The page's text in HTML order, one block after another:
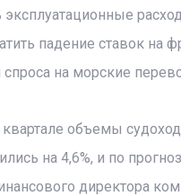
эксплуатационные
падение ставок на
на морские
объемы
на 4,6%, и по
директора